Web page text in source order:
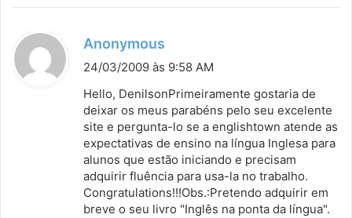
Anonymous
s
e
:
24/03/2009 às 9:58 AM
Hello, DenilsonPrimeiramente gostaria de
deixar os meus parabéns pelo seu excelente
site e pergunta-lo se a englishtown atende as
expectativas de ensino na língua Inglesa para
alunos que estão iniciando e precisam
adquirir fluência para usa-la no trabalho.
Congratulations!!!Obs.:Pretendo adquirir em
breve o seu livro "Inglês na ponta da língua".